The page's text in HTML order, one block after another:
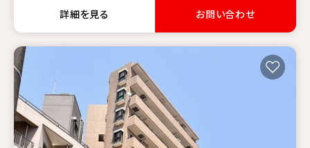
詳細を見る お問い合わせ